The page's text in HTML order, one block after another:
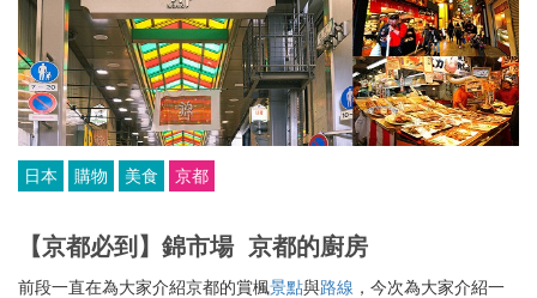
日本 購物 美食 京都
【京都必到】錦市場 京都的廚房
前段一直在為大家介紹京都的賞楓景點與路線 ，今次為大家介紹一